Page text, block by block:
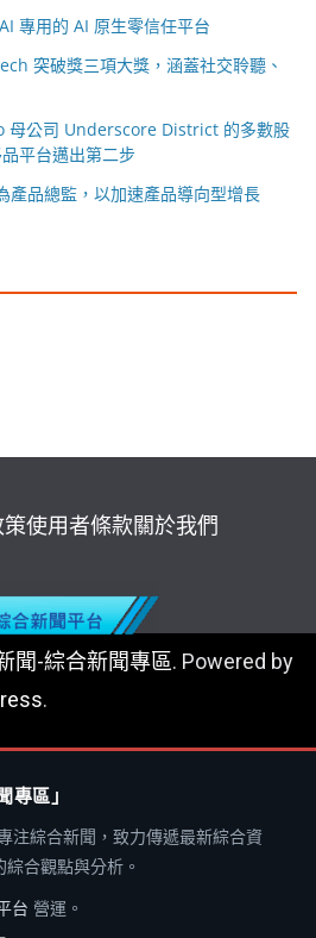
專用的 AI 原生零信任平台
突破獎三項大獎，涵蓋社交聆聽、
母公司 Underscore District 的多數股
平台邁出第二步
產品總監，以加速產品導向型增長
策使用者條款關於我們
聞-綜合新聞專區. Powered by
.
專區」
注綜合新聞，致力傳遞最新綜合資
合觀點與分析。
台 營運。